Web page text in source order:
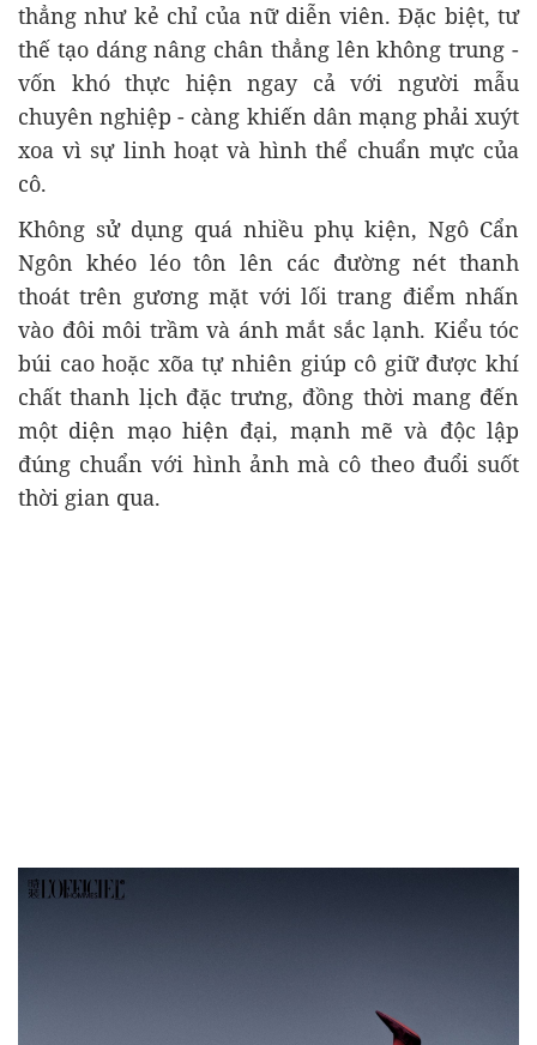
thẳng như kẻ chỉ của nữ diễn viên. Đặc biệt, tư
thế tạo dáng nâng chân thẳng lên không trung -
vốn khó thực hiện ngay cả với người mẫu
chuyên nghiệp - càng khiến dân mạng phải xuýt
xoa vì sự linh hoạt và hình thể chuẩn mực của
cô.
Không sử dụng quá nhiều phụ kiện, Ngô Cẩn
Ngôn khéo léo tôn lên các đường nét thanh
thoát trên gương mặt với lối trang điểm nhấn
vào đôi môi trầm và ánh mắt sắc lạnh. Kiểu tóc
búi cao hoặc xõa tự nhiên giúp cô giữ được khí
chất thanh lịch đặc trưng, đồng thời mang đến
một diện mạo hiện đại, mạnh mẽ và độc lập
đúng chuẩn với hình ảnh mà cô theo đuổi suốt
thời gian qua.